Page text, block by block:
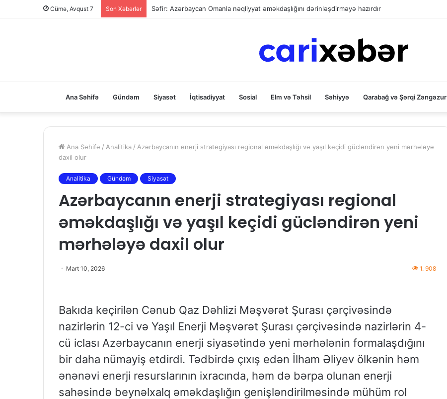
Cümə, Avqust 7 Son Xəbərlər Səfir: Azərbaycan Omanla nəqliyyat əməkdaşlığını dərinləşdirməyə hazırdır
Ana Səhifə Gündəm Siyasət İqtisadiyyat Sosial Elm və Təhsil Səhiyyə Qarabağ və Şərqi Zəngəzur
Ana Səhifə / Analitika / Azərbaycanın enerji strategiyası regional əməkdaşlığı və yaşıl keçidi gücləndirən yeni mərhələyə
daxil olur
Analitika Gündəm Siyasət
Azərbaycanın enerji strategiyası regional
əməkdaşlığı və yaşıl keçidi gücləndirən yeni
mərhələyə daxil olur
Mart 10, 2026 1. 908
Bakıda keçirilən Cənub Qaz Dəhlizi Məşvərət Şurası çərçivəsində
nazirlərin 12-ci və Yaşıl Enerji Məşvərət Şurası çərçivəsində nazirlərin 4-
cü iclası Azərbaycanın enerji siyasətində yeni mərhələnin formalaşdığını
bir daha nümayiş etdirdi. Tədbirdə çıxış edən İlham Əliyev ölkənin həm
ənənəvi enerji resurslarının ixracında, həm də bərpa olunan enerji
sahəsində beynəlxalq əməkdaşlığın genişləndirilməsində mühüm rol